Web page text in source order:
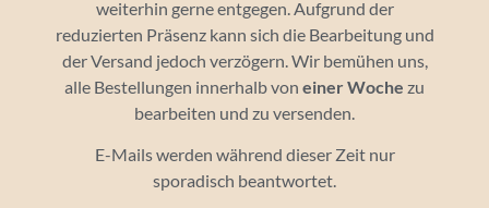
Kurs Minileiter*in (ab 12 Jahren)
September 19, 9:30
weiterhin gerne entgegen. Aufgrund der
reduzierten Präsenz kann sich die Bearbeitung und
der Versand jedoch verzögern. Wir bemühen uns,
alle Bestellungen innerhalb von einer Woche zu
bearbeiten und zu versenden.
E-Mails werden während dieser Zeit nur
sporadisch beantwortet.